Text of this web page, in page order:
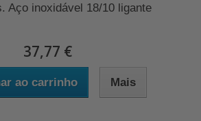
Aço inoxidável 18/10 ligante
37,77 €
ao carrinho Mais